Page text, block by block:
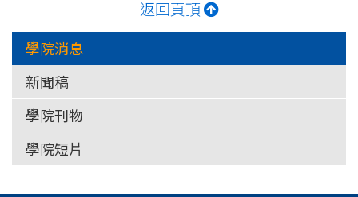
返回頁頂
學院消息
新聞稿
學院刊物
學院短片